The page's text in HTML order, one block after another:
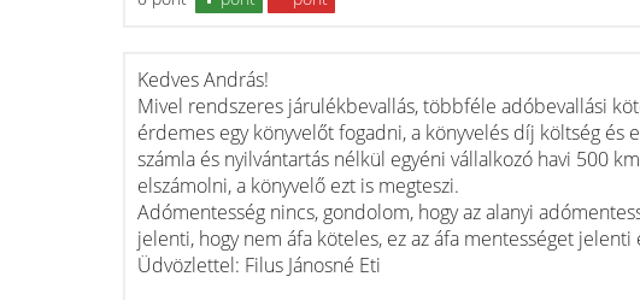
Kedves András!
Mivel rendszeres járulékbevallás, többféle adóbevallási
érdemes egy könyvelőt fogadni, a könyvelés díj költség és
számla és nyilvántartás nélkül egyéni vállalkozó havi 500
elszámolni, a könyvelő ezt is megteszi.
Adómentesség nincs, gondolom, hogy az alanyi
jelenti, hogy nem áfa köteles, ez az áfa mentességet
Üdvözlettel: Filus Jánosné Eti